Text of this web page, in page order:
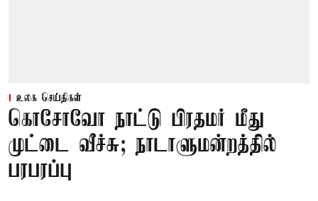
உலக செய்திகள்
கொசோவோ நாட்டு பிரதமர் மீது
முட்டை வீச்சு; நாடாளுமன்றத்தில்
பரபரப்பு